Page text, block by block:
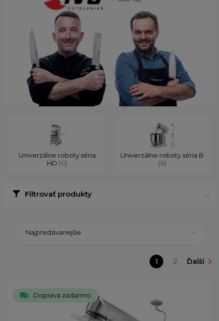
Univerzálne roboty séria
HD (0)
Univerzálne roboty séria B
(6)
Filtrovať produkty
Najpredávanejšie
1 2 Ďalší
Doprava zadarmo